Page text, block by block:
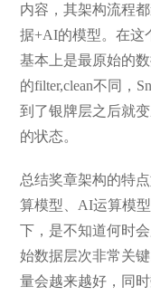
内容，其架构流程
据+AI的模型。在这
基本上是最原始的
的filter,clean不同，
到了银牌层之后就
的状态。
总结奖章架构的特
算模型、AI运算模
下，是不知道何时
始数据层次非常关
量会越来越好，同